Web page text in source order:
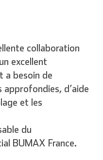
collaboration
excellent
a besoin de
approfondies, d’aide
et les
du
BUMAX France.